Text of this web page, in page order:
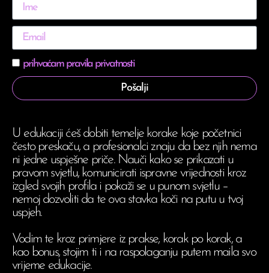
prihvaćam pravila privatnosti
Pošalji
U edukaciji ćeš dobiti temelje korake koje početnici
često preskaču, a profesionalci znaju da bez njih nema
ni jedne uspješne priče. Nauči kako se prikazati u
pravom svjetlu, komunicirati ispravne vrijednosti kroz
izgled svojih profila i pokaži se u punom svjetlu –
nemoj dozvoliti da te ova stavka koči na putu u tvoj
uspjeh.
Vodim te kroz primjere iz prakse, korak po korak, a
kao bonus, stojim ti i na raspolaganju putem maila svo
vrijeme edukacije.